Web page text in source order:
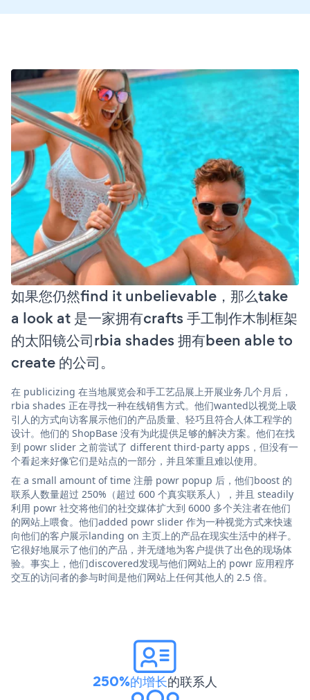
如果您仍然find it unbelievable，那么take
a look at 是一家拥有crafts 手工制作木制框架
的太阳镜公司rbia shades 拥有been able to
create 的公司。
在 publicizing 在当地展览会和手工艺品展上开展业务几个月后，
rbia shades 正在寻找一种在线销售方式。他们wanted以视觉上吸
引人的方式向访客展示他们的产品质量、轻巧且符合人体工程学的
设计。他们的 ShopBase 没有为此提供足够的解决方案。他们在找
到 powr slider 之前尝试了 different third-party apps，但没有一
个看起来好像它们是站点的一部分，并且笨重且难以使用。
在 a small amount of time 注册 powr popup 后，他们boost 的
联系人数量超过 250%（超过 600 个真实联系人），并且 steadily
利用 powr 社交将他们的社交媒体扩大到 6000 多个关注者在他们
的网站上喂食。他们added powr slider 作为一种视觉方式来快速
向他们的客户展示landing on 主页上的产品在现实生活中的样子。
它很好地展示了他们的产品，并无缝地为客户提供了出色的现场体
验。事实上，他们discovered发现与他们网站上的 powr 应用程序
交互的访问者的参与时间是他们网站上任何其他人的 2.5 倍。
250%的增长的联系人